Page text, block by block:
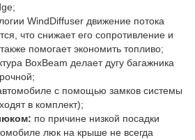
WindDiffuser движение потока
что снижает его сопротивление и
помогает экономить топливо;
BoxBeam делает дугу багажника
с помощью замков системы
в комплект);
по причине низкой посадки
люк на крыше не всегда